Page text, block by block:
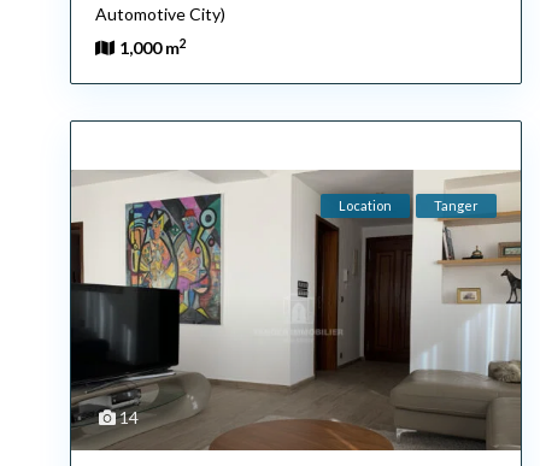
Automotive City)
1,000 m2
14
Location Tanger